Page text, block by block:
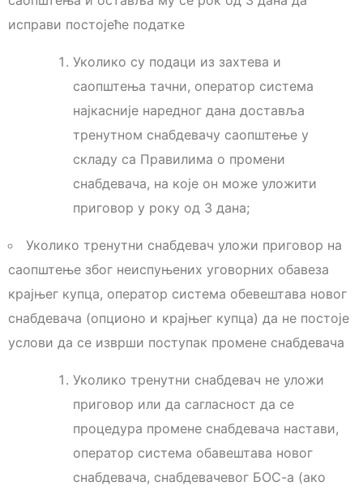
исправи постојеће податке
Уколико су подаци из захтева и
саопштења тачни, оператор система
најкасније наредног дана доставља
тренутном снабдевачу саопштење у
складу са Правилима о промени
снабдевача, на које он може уложити
приговор у року од 3 дана;
Уколико тренутни снабдевач уложи приговор на
саопштење због неиспуњених уговорних обавеза
крајњег купца, оператор система обевештава новог
снабдевача (опционо и крајњег купца) да не постоје
услови да се изврши поступак промене снабдевача
Уколико тренутни снабдевач не уложи
приговор или да сагласност да се
процедура промене снабдевача настави,
оператор система обавештава новог
снабдевача, снабдевачевог БОС-а (ако